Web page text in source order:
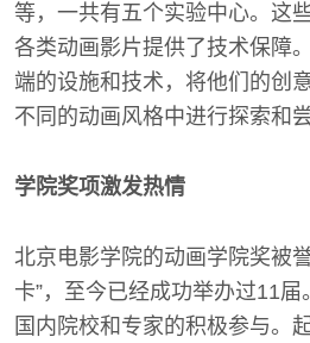
等，一共有五个实验中心。这
各类动画影片提供了技术保障
端的设施和技术，将他们的创
不同的动画风格中进行探索和尝
学院奖项激发热情
北京电影学院的动画学院奖被
卡”，至今已经成功举办过11
国内院校和专家的积极参与。